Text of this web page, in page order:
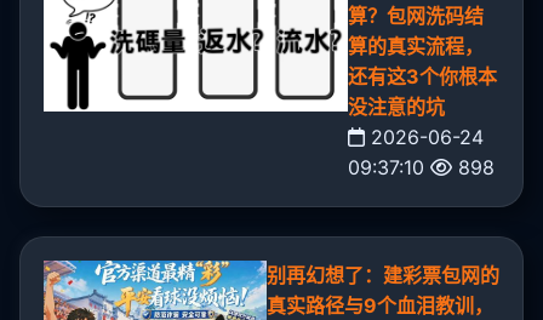
算？包网洗码结
算的真实流程，
还有这3个你根本
没注意的坑
2026-06-24
09:37:10
898
别再幻想了：建彩票包网的
真实路径与9个血泪教训，